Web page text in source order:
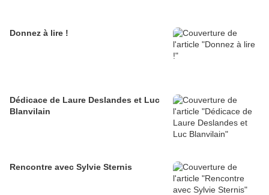
Donnez à lire !
Dédicace de Laure Deslandes et Luc
Blanvilain
Rencontre avec Sylvie Sternis